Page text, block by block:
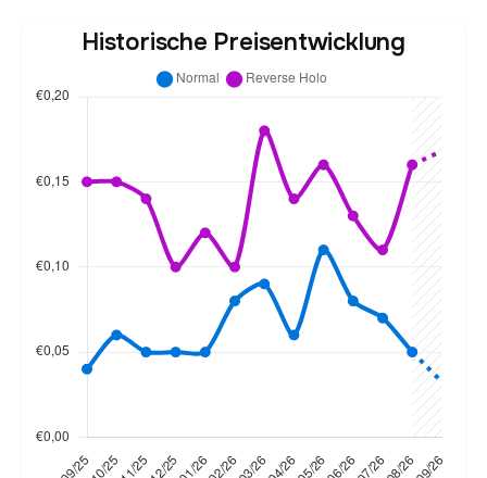
Historische Preisentwicklung